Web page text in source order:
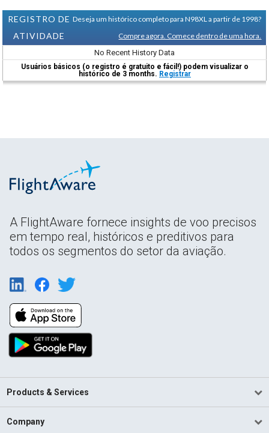
REGISTRO DE
ATIVIDADE
Deseja um histórico completo para N98XL a partir de 1998?
Compre agora. Comece dentro de uma hora.
No Recent History Data
Usuários básicos (o registro é gratuito e fácil!) podem visualizar o
histórico de 3 months. Registrar
A FlightAware fornece insights de voo precisos
em tempo real, históricos e preditivos para
todos os segmentos do setor da aviação.
Products & Services
Company